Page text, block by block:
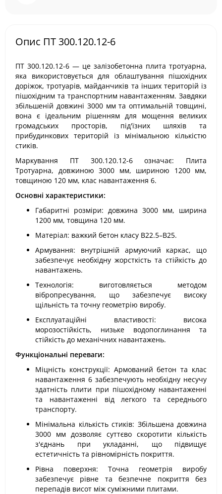
Опис ПТ 300.120.12-6
ПТ 300.120.12-6 — це залізобетонна плита тротуарна,
яка використовується для облаштування пішохідних
доріжок, тротуарів, майданчиків та інших територій із
пішохідним та транспортним навантаженням. Завдяки
збільшеній довжині 3000 мм та оптимальній товщині,
вона є ідеальним рішенням для мощення великих
громадських просторів, під'їзних шляхів та
прибудинкових територій із мінімальною кількістю
стиків.
Маркування ПТ 300.120.12-6 означає: Плита
Тротуарна, довжиною 3000 мм, шириною 1200 мм,
товщиною 120 мм, клас навантаження 6.
Основні характеристики:
Габаритні розміри: довжина 3000 мм, ширина
1200 мм, товщина 120 мм.
Матеріал: важкий бетон класу В22.5–В25.
Армування: внутрішній армуючий каркас, що
забезпечує необхідну жорсткість та стійкість до
навантажень.
Технологія: виготовляється методом
вібропресування, що забезпечує високу
щільність та точну геометрію виробу.
Експлуатаційні властивості: висока
морозостійкість, низьке водопоглинання та
стійкість до механічних навантажень.
Функціональні переваги:
Міцність конструкції: Армований бетон та клас
навантаження 6 забезпечують необхідну несучу
здатність плити при пішохідному навантаженні
та навантаженні від легкого та середнього
транспорту.
Мінімальна кількість стиків: Збільшена довжина
3000 мм дозволяє суттєво скоротити кількість
з'єднань при укладанні, що підвищує
естетичність та рівномірність покриття.
Рівна поверхня: Точна геометрія виробу
забезпечує рівне та безпечне покриття без
перепадів висот між суміжними плитами.